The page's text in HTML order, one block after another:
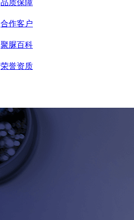
品质保障
合作客户
聚脲百科
荣誉资质